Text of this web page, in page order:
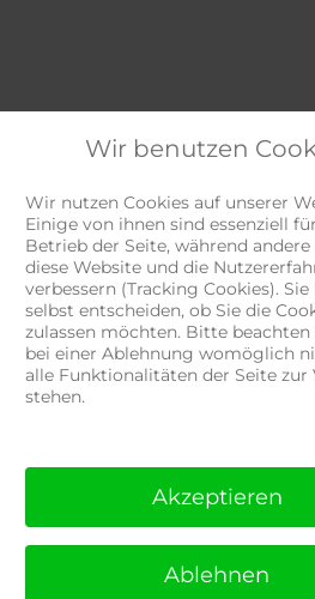
Wir benutzen
Wir nutzen Cookies auf unserer
Einige von ihnen sind essenziell
Betrieb der Seite, während andere
diese Website und die
verbessern (Tracking Cookies). Sie
selbst entscheiden, ob Sie die
zulassen möchten. Bitte beachten
bei einer Ablehnung womöglich
alle Funktionalitäten der Seite zur
stehen.
Akzeptieren
Ablehnen